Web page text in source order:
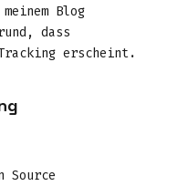
Blog
dass
erscheint.
Source